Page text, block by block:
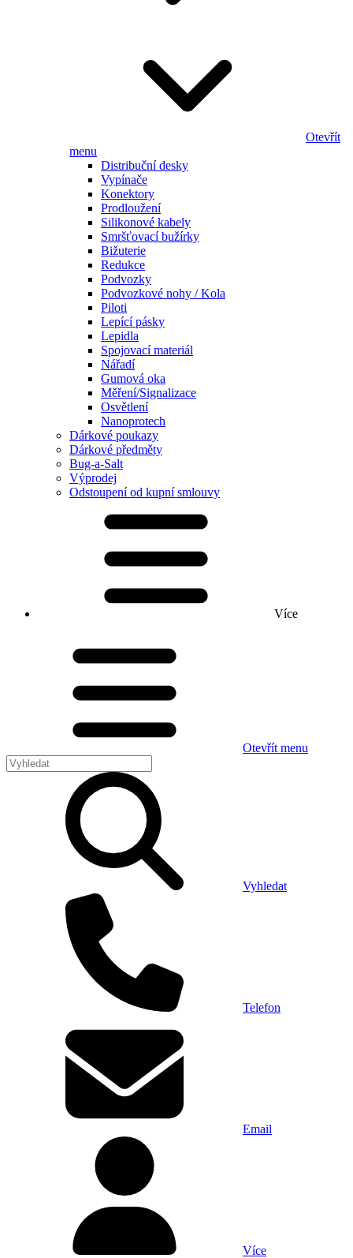
Otevřít
menu
Distribuční desky
Vypínače
Konektory
Prodloužení
Silikonové kabely
Smršťovací bužírky
Bižuterie
Redukce
Podvozky
Podvozkové nohy / Kola
Piloti
Lepící pásky
Lepidla
Spojovací materiál
Nářadí
Gumová oka
Měření/Signalizace
Osvětlení
Nanoprotech
Dárkové poukazy
Dárkové předměty
Bug-a-Salt
Výprodej
Odstoupení od kupní smlouvy
Více
Otevřít menu
Vyhledat
Telefon
Email
Více